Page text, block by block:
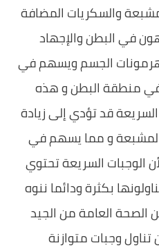
والسكريات المضافة
في البطن والإجهاد
الجسم ويسهم في
في منطقة البطن و هذه
قد تؤدي إلى زيادة
المشبعة و مما يسهم في
الوجبات السريعة تحتوي
بكثرة ودائما ننوه
العامة من الجيد
وجبات متوازنة